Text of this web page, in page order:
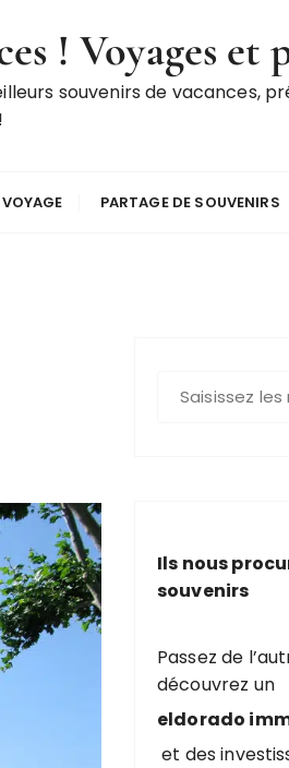
! Voyages et
souvenirs de vacances,
PARTAGE DE SOUVENIRS
h
e
o
u
r
Ils nous
souvenirs
Passez de
découvrez un
eldorado
et des